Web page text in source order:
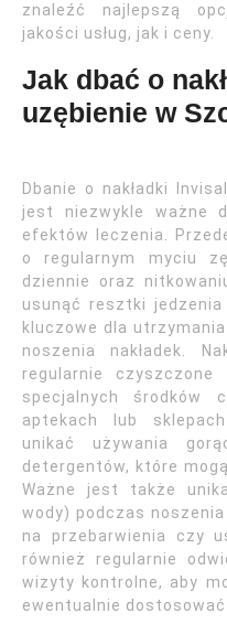
znaleźć najlepszą
jakości usług, jak i ceny.
Jak dbać o
uzębienie w
Dbanie o nakładki
jest niezwykle ważne
efektów leczenia.
o regularnym myciu
dziennie oraz
usunąć resztki
kluczowe dla
noszenia nakładek.
regularnie
specjalnych środków
aptekach lub
unikać używania
detergentów, które
Ważne jest także
wody) podczas
na przebarwienia czy
również regularnie
wizyty kontrolne, aby
ewentualnie